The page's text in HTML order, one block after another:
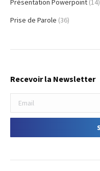
Présentation Powerpoint (14)
Prise de Parole (36)
Recevoir la Newsletter